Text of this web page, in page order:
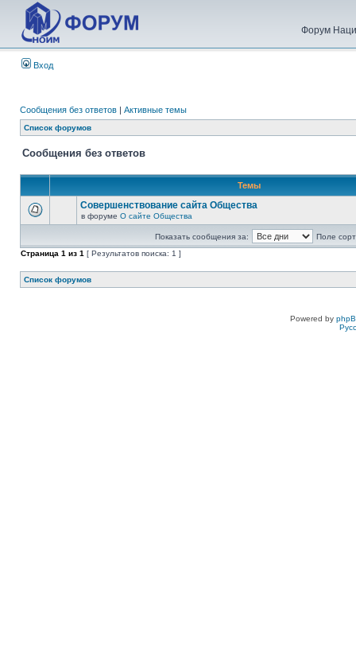
Форум
Вход
Сообщения без ответов | Активные темы
Список форумов
Сообщения без ответов
Темы
Совершенствование сайта Общества
в форуме О сайте Общества
Показать сообщения за:
Поле
Страница 1 из 1 [ Результатов поиска: 1 ]
Список форумов
Powered by